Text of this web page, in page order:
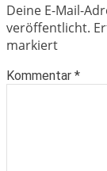
Deine E-Mail-
veröffentlicht.
markiert
Kommentar *